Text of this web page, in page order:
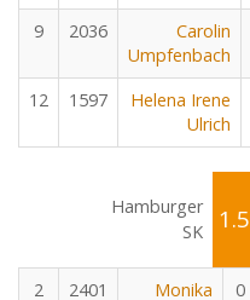
9 2036
Carolin
Umpfenbach
12 1597
Helena Irene
Ulrich
Hamburger
SK
1.5
2
2401
Monika
0